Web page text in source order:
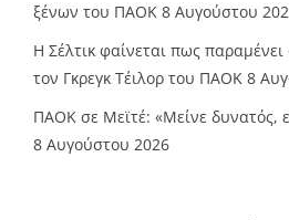
ξένων του ΠΑΟΚ 8 Αυγούστου
Η Σέλτικ φαίνεται πως
τον Γκρεγκ Τέιλορ του ΠΑΟΚ 8
ΠΑΟΚ σε Μεϊτέ: «Μείνε δυνατός,
8 Αυγούστου 2026